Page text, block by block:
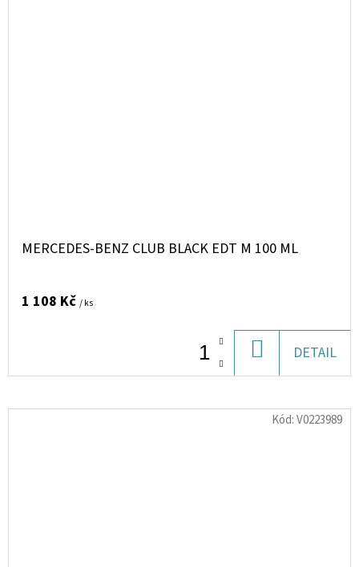
MERCEDES-BENZ CLUB BLACK EDT M 100 ML
1 108 Kč / ks
KOŠÍKU
DETAIL
Kód:V0223989